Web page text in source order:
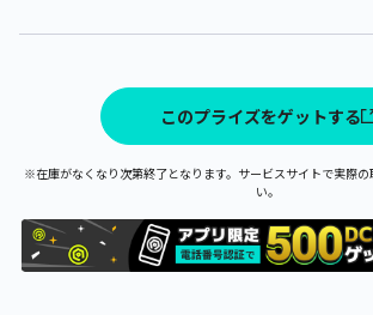
このプライズをゲットする
※在庫がなくなり次第終了となります。サービスサイトで実際
い。